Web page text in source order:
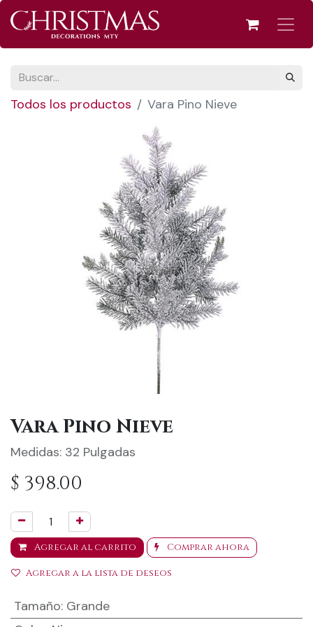
Todos los productos Vara Pino Nieve
Vara Pino Nieve
Medidas: 32 Pulgadas
$ 398.00
Agregar al carrito Comprar ahora
Agregar a la lista de deseos
Tamaño: Grande